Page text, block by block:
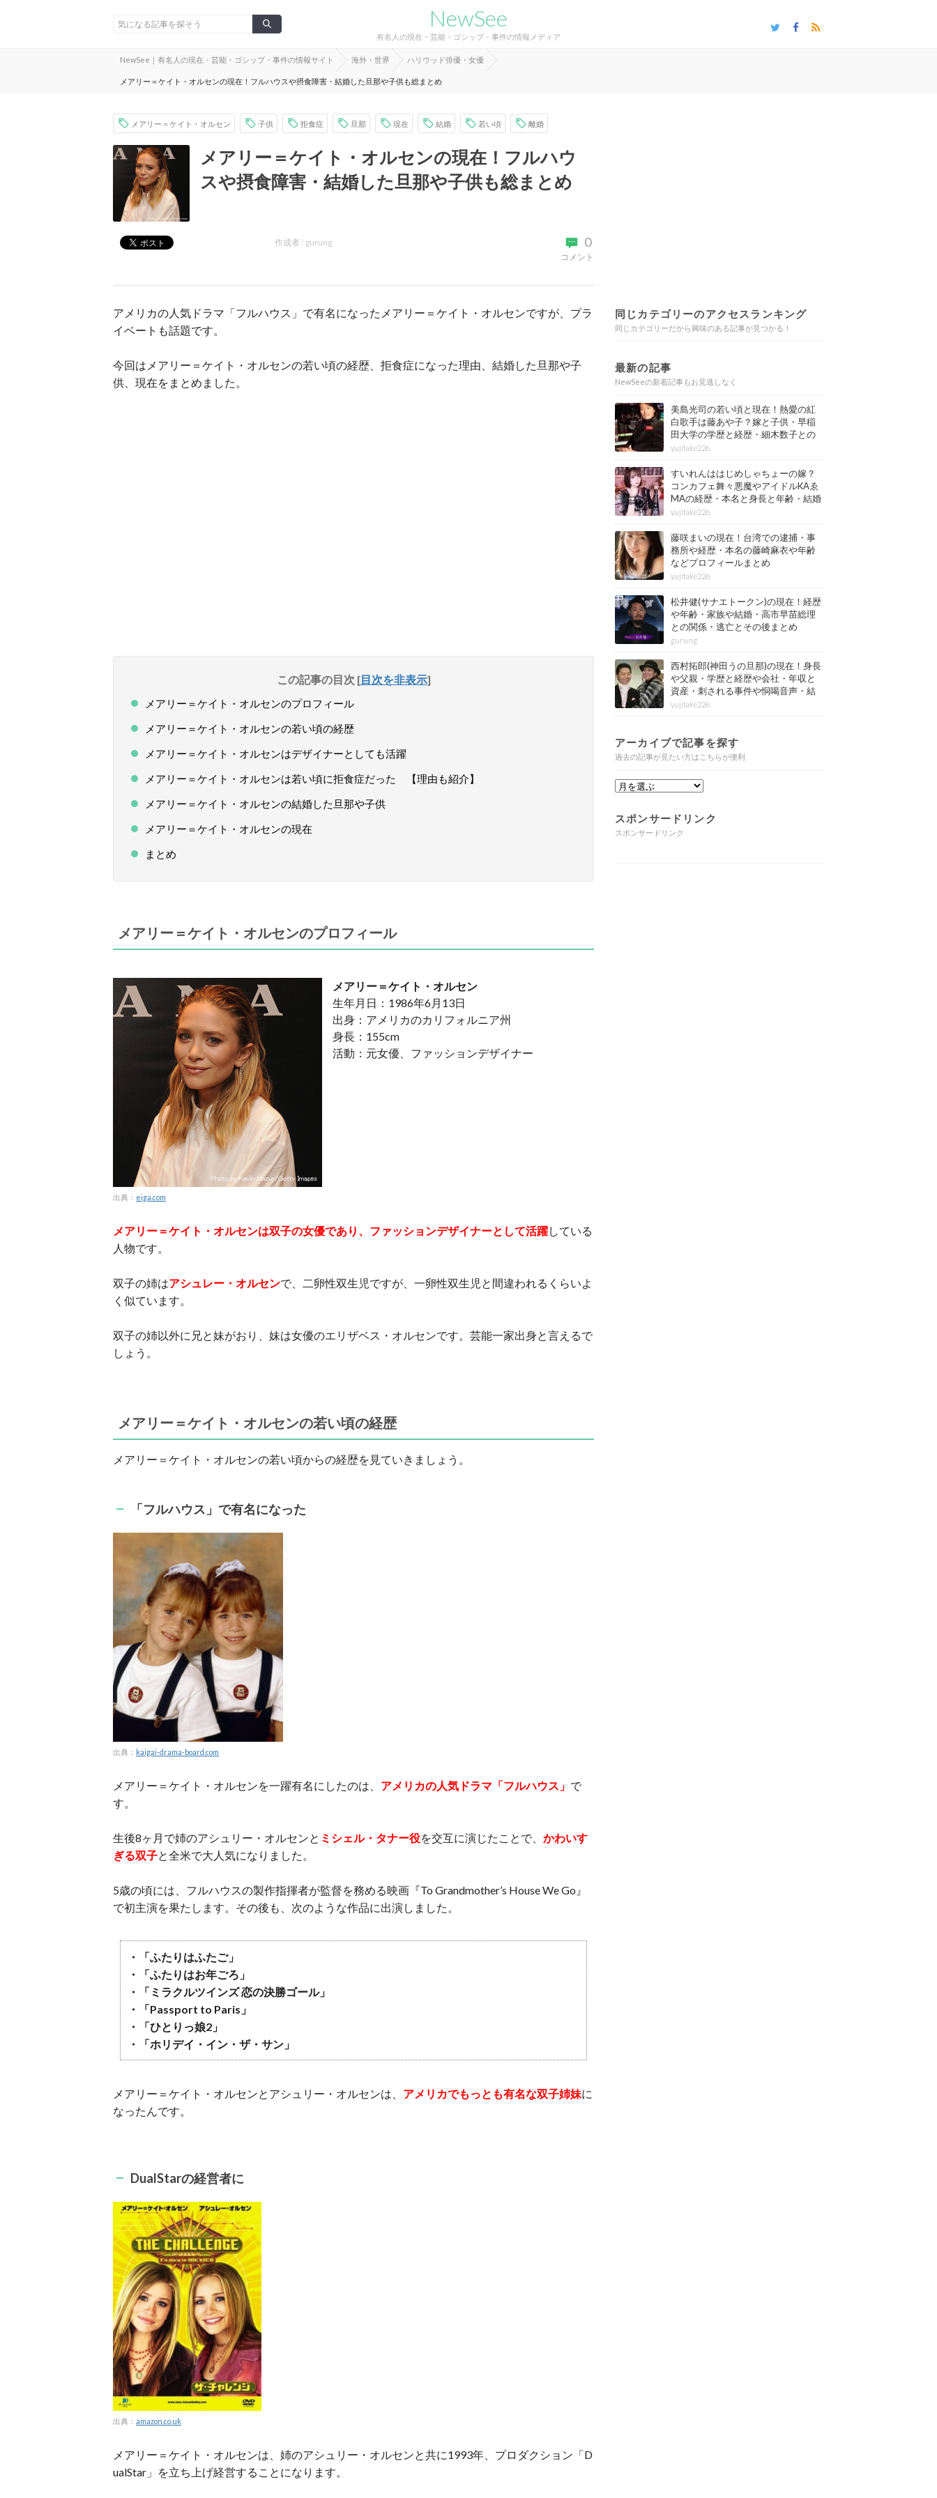
NewSee
有名人の現在・芸能・ゴシップ・事件の情報メディア
NewSee｜有名人の現在・芸能・ゴシップ・事件の情報サイト 海外・世界 ハリウッド俳優・女優
メアリー＝ケイト・オルセンの現在！フルハウスや摂食障害・結婚した旦那や子供も総まとめ
メアリー＝ケイト・オルセン 子供 拒食症 旦那 現在 結婚 若い頃 離婚
メアリー＝ケイト・オルセンの現在！フルハウ
スや摂食障害・結婚した旦那や子供も総まとめ
0
コメント
作成者 / gurung
アメリカの人気ドラマ「フルハウス」で有名になったメアリー＝ケイト・オルセンですが、プラ
イベートも話題です。
今回はメアリー＝ケイト・オルセンの若い頃の経歴、拒食症になった理由、結婚した旦那や子
供、現在をまとめました。
この記事の目次 [目次を非表示]
メアリー＝ケイト・オルセンのプロフィール
メアリー＝ケイト・オルセンの若い頃の経歴
メアリー＝ケイト・オルセンはデザイナーとしても活躍
メアリー＝ケイト・オルセンは若い頃に拒食症だった 【理由も紹介】
メアリー＝ケイト・オルセンの結婚した旦那や子供
メアリー＝ケイト・オルセンの現在
まとめ
メアリー＝ケイト・オルセンのプロフィール
出典： eiga.com
メアリー＝ケイト・オルセン
生年月日：1986年6月13日
出身：アメリカのカリフォルニア州
身長：155cm
活動：元女優、ファッションデザイナー
メアリー＝ケイト・オルセンは双子の女優であり、ファッションデザイナーとして活躍している
人物です。
双子の姉はアシュレー・オルセンで、二卵性双生児ですが、一卵性双生児と間違われるくらいよ
く似ています。
双子の姉以外に兄と妹がおり、妹は女優のエリザベス・オルセンです。芸能一家出身と言えるで
しょう。
メアリー＝ケイト・オルセンの若い頃の経歴
メアリー＝ケイト・オルセンの若い頃からの経歴を見ていきましょう。
「フルハウス」で有名になった
出典： kaigai-drama-board.com
メアリー＝ケイト・オルセンを一躍有名にしたのは、 アメリカの人気ドラマ「フルハウス」 で
す。
生後8ヶ月で姉のアシュリー・オルセンと ミシェル・タナー役を交互に演じたことで、 かわいす
ぎる双子と全米で大人気になりました。
5歳の頃には、フルハウスの製作指揮者が監督を務める映画『To Grandmother’s House We Go』
で初主演を果たします。その後も、次のような作品に出演しました。
・「ふたりはふたご」
・「ふたりはお年ごろ」
・「ミラクルツインズ 恋の決勝ゴール」
・「Passport to Paris」
・「ひとりっ娘2」
・「ホリデイ・イン・ザ・サン」
メアリー＝ケイト・オルセンとアシュリー・オルセンは、 アメリカでもっとも有名な双子姉妹に
なったんです。
DualStarの経営者に
出典： amazon.co.uk
メアリー＝ケイト・オルセンは、姉のアシュリー・オルセンと共に1993年、プロダクション「D
ualStar」を立ち上げ経営することになります。
同じカテゴリーのアクセスランキング
同じカテゴリーだから興味のある記事が見つかる！
最新の記事
NewSeeの新着記事もお見逃しなく
美島光司の若い頃と現在！熱愛の紅
白歌手は藤あや子？嫁と子供・早稲
田大学の学歴と経歴・細木数子との
確執もまとめ
yujitake226
すいれんははじめしゃちょーの嫁？
コンカフェ舞々悪魔やアイドルKAゑ
MAの経歴・本名と身長と年齢・結婚
情報もまとめ
yujitake226
藤咲まいの現在！台湾での逮捕・事
務所や経歴・本名の藤崎麻衣や年齢
などプロフィールまとめ
yujitake226
松井健(サナエトークン)の現在！経歴
や年齢・家族や結婚・高市早苗総理
との関係・逃亡とその後まとめ
gurung
西村拓郎(神田うの旦那)の現在！身長
や父親・学歴と経歴や会社・年収と
資産・刺される事件や恫喝音声・結
婚と子供や自宅・脳梗塞の病気もま
とめ
yujitake226
アーカイブで記事を探す
過去の記事が見たい方はこちらが便利
スポンサードリンク
スポンサードリンク